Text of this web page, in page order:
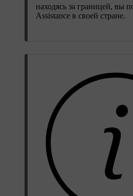
находясь за границей, вы
Assistance в своей стране.